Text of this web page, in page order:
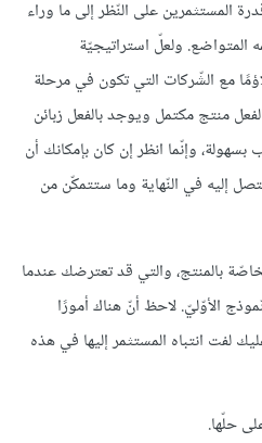
المستثمرين على النّظر إلى ما وراء
المتواضع. ولعلّ استراتيجيّة
مع الشّركات التي تكون في مرحلة
منتج مكتمل ويوجد بالفعل زبائن
وإنّما انظر إن كان بإمكانك أن
إليه في النّهاية وما ستتمكّن من
بالمنتج، والتي قد تعترضك عندما
الأوّليّ. لاحظ أنّ هناك أمورًا
لفت انتباه المستثمر إليها في هذه
حلّها.